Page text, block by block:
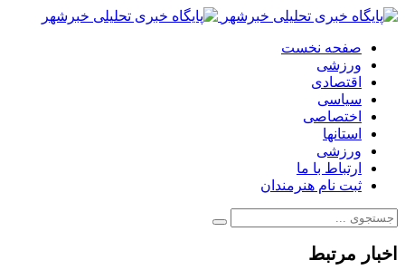
صفحه نخست
ورزشی
اقتصادی
سیاسی
اختصاصی
استانها
ورزشی
ارتباط با ما
ثبت نام هنرمندان
اخبار مرتبط